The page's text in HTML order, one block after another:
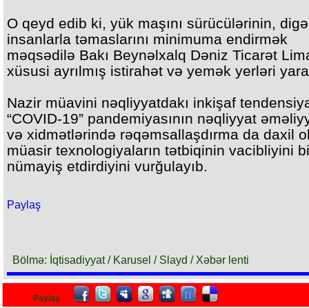
O qeyd edib ki, yük maşını sürücülərinin,
insanlarla təmaslarını minimuma endirmək
məqsədilə Bakı Beynəlxalq Dəniz Ticarət
xüsusi ayrılmış istirahət və yemək yerləri
Nazir müavini nəqliyyatdakı inkişaf
“COVID-19” pandemiyasının nəqliyyat
və xidmətlərində rəqəmsallaşdırma da daxil
müasir texnologiyaların tətbiqinin vacibliyini
nümayiş etdirdiyini vurğulayıb.
Paylaş
Bölmə: İqtisadiyyat / Karusel / Slayd / Xəbər lenti
Paylaş